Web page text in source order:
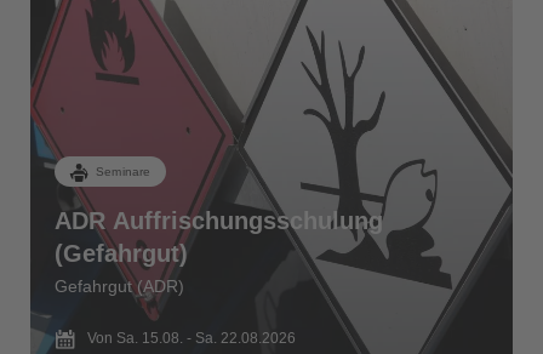
Seminare
ADR Auffrischungsschulung
(Gefahrgut)
Gefahrgut (ADR)
Von Sa. 15.08. - Sa. 22.08.2026